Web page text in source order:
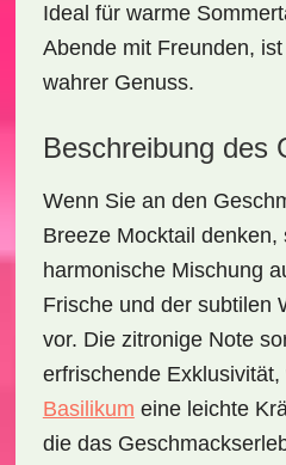
Ideal für warme
Abende mit Freunden,
wahrer Genuss.
Beschreibung des
Wenn Sie an den
Breeze Mocktail denken,
harmonische Mischung
Frische und der subtilen
vor. Die zitronige Note
erfrischende
Basilikum eine leichte
die das